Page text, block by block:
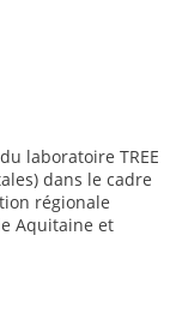
laboratoire TREE
dans le cadre
régionale
Aquitaine et